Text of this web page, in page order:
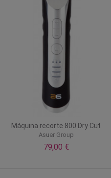
Máquina recorte 800 Dry Cut
Asuer Group
79,00 €